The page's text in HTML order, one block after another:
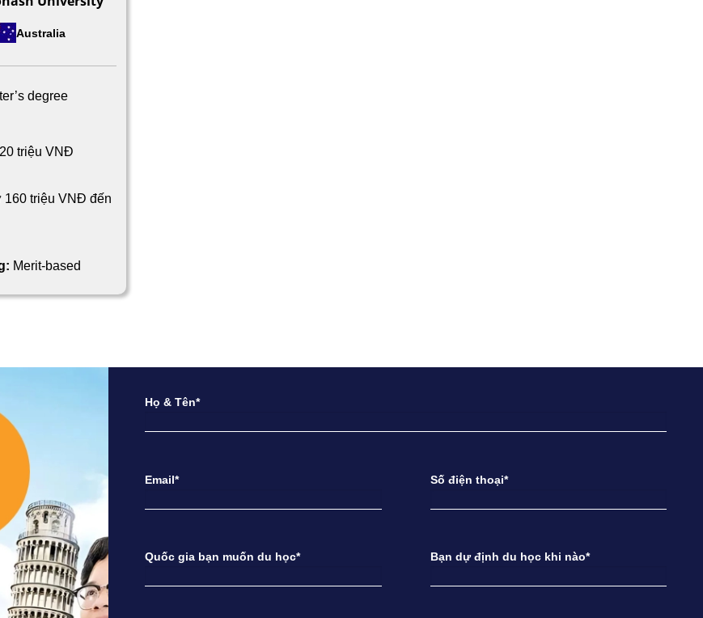
Australia
degree
triệu VNĐ
160 triệu VNĐ đến
Merit-based
Họ & Tên*
Email* Số điện thoại*
Quốc gia bạn muốn du học* Bạn dự định du học khi nào*